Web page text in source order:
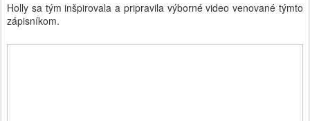
Holly sa tým inšpirovala a pripravila výborné video venované týmto
zápisníkom.